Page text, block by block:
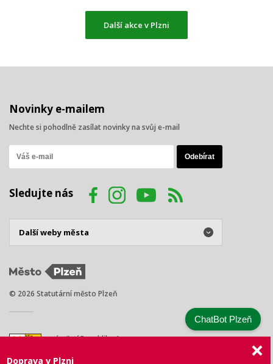
Další akce v Plzni
Novinky e-mailem
Nechte si pohodlně zasílat novinky na svůj e-mail
Sledujte nás
© 2026 Statutární město Plzeň
náměstí Republiky 1
Tel.: +420 378 031 111
Doprava v Plzni
ChatBot Plzeň